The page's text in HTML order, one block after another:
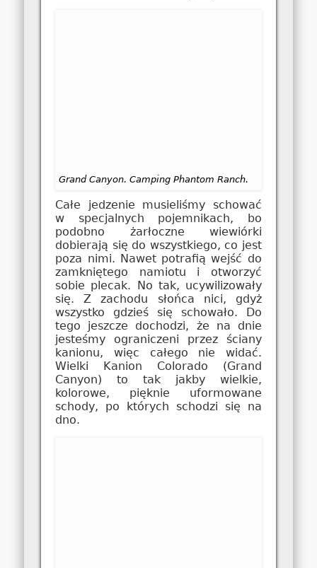
Grand Canyon. Camping Phantom Ranch.
Całe jedzenie musieliśmy schować
w specjalnych pojemnikach, bo
podobno żarłoczne wiewiórki
dobierają się do wszystkiego, co jest
poza nimi. Nawet potrafią wejść do
zamkniętego namiotu i otworzyć
sobie plecak. No tak, ucywilizowały
się. Z zachodu słońca nici, gdyż
wszystko gdzieś się schowało. Do
tego jeszcze dochodzi, że na dnie
jesteśmy ograniczeni przez ściany
kanionu, więc całego nie widać.
Wielki Kanion Colorado (Grand
Canyon) to tak jakby wielkie,
kolorowe, pięknie uformowane
schody, po których schodzi się na
dno.